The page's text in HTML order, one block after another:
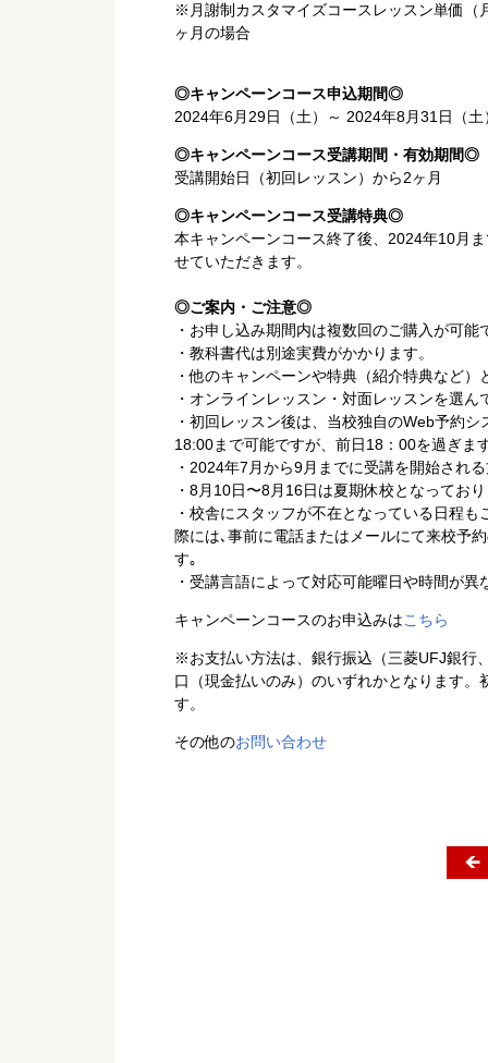
※月謝制カスタマイズコースレッスン単価
ヶ月の場合
◎キャンペーンコース申込期間◎
2024年6月29日（土）～ 2024年8月31日（土
◎キャンペーンコース受講期間・有効期間◎
受講開始日（初回レッスン）から2ヶ月
◎キャンペーンコース受講特典◎
本キャンペーンコース終了後、2024年10月
せていただきます。
◎ご案内・ご注意◎
・お申し込み期間内は複数回のご購入が可
・教科書代は別途実費がかかります。
・他のキャンペーンや特典（紹介特典など
・オンラインレッスン・対面レッスンを選ん
・初回レッスン後は、当校独自のWeb予約
18:00まで可能ですが、前日18：00を過ぎま
・2024年7月から9月までに受講を開始され
・8月10日〜8月16日は夏期休校となってお
・校舎にスタッフが不在となっている日程
際には､事前に電話またはメールにて来校予
す｡
・受講言語によって対応可能曜日や時間が異
キャンペーンコースのお申込みはこちら
※お支払い方法は、銀行振込（三菱UFJ銀行
口（現金払いのみ）のいずれかとなります
す。
その他のお問い合わせ